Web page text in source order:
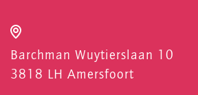
Barchman Wuytierslaan 10
3818 LH Amersfoort